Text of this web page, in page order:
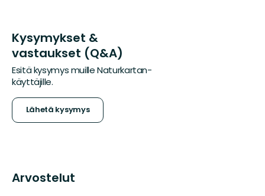
Kysymykset &
vastaukset (Q&A)
Esitä kysymys muille Naturkartan-
käyttäjille.
Lähetä kysymys
Arvostelut